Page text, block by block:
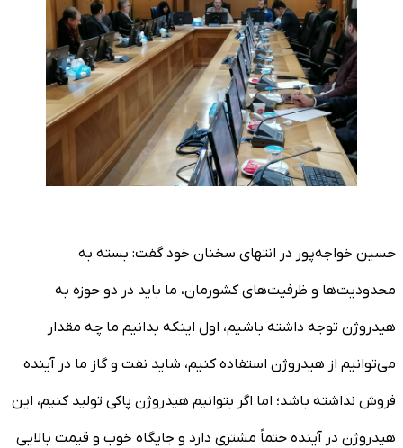
حسین خواجه‌پور در انتهای سخنان خود گفت: بسته به
محدودیت‌ها و ظرفیت‌های کشورمان، ما باید در دو حوزه به
هیدروژن توجه داشته باشیم، اول اینکه بدانیم ما چه مقدار
می‌توانیم از هیدروژن استفاده کنیم، شاید نفت و گاز ما در آینده
فروش نداشته باشد؛ اما اگر بتوانیم هیدروژن پاکی تولید کنیم، این
هیدروژن در آینده حتماً مشتری دارد و جایگاه خوب و قیمت بالایی